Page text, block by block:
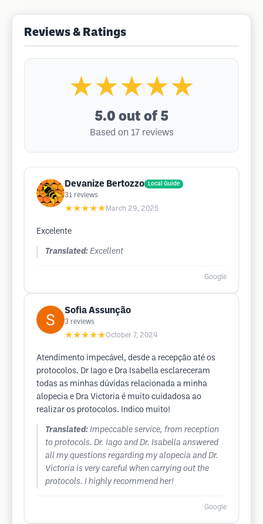
Reviews & Ratings
★★★★★
5.0 out of 5
Based on 17 reviews
Devanize Bertozzo Local Guide
31 reviews
★★★★★ March 29, 2025
Excelente
Translated: Excellent
Google
Sofia Assunção
3 reviews
★★★★★October 7, 2024
Atendimento impecável, desde a recepção até os
protocolos. Dr Iago e Dra Isabella esclareceram
todas as minhas dúvidas relacionada a minha
alopecia e Dra Victoria é muito cuidadosa ao
realizar os protocolos. Indico muito!
Translated: Impeccable service, from reception
to protocols. Dr. Iago and Dr. Isabella answered
all my questions regarding my alopecia and Dr.
Victoria is very careful when carrying out the
protocols. I highly recommend her!
Google